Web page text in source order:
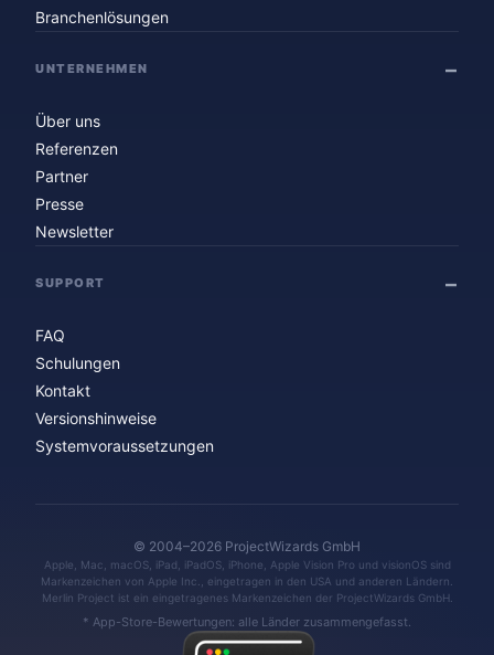
Branchenlösungen
UNTERNEHMEN
Über uns
Referenzen
Partner
Presse
Newsletter
SUPPORT
FAQ
Schulungen
Kontakt
Versionshinweise
Systemvoraussetzungen
© 2004–2026 ProjectWizards GmbH
Apple, Mac, macOS, iPad, iPadOS, iPhone, Apple Vision Pro und visionOS sind
Markenzeichen von Apple Inc., eingetragen in den USA und anderen Ländern.
Merlin Project ist ein eingetragenes Markenzeichen der ProjectWizards GmbH.
* App-Store-Bewertungen: alle Länder zusammengefasst.